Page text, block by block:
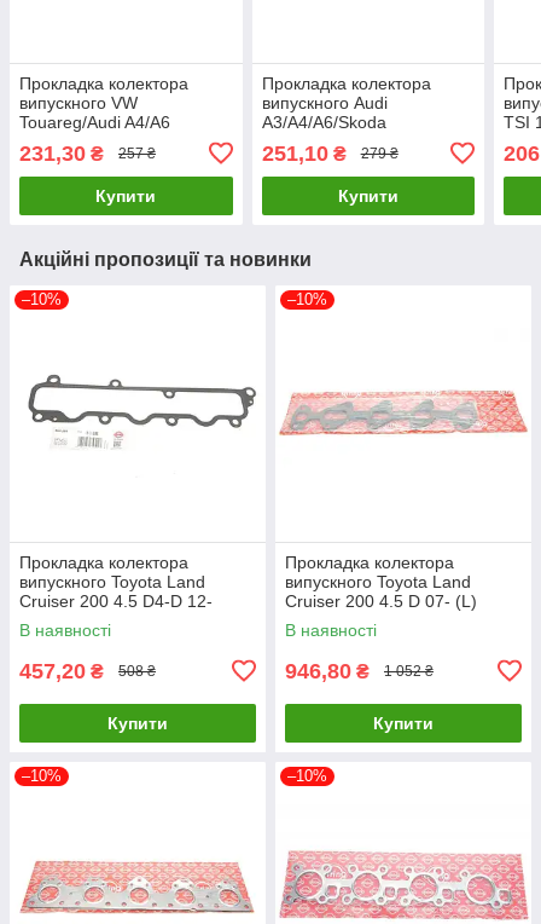
Прокладка колектора
випускного VW
Touareg/Audi A4/A6
2.7TDI/3.0TDI 03- ELRING
148.271 UA61
231,30 ₴ 257 ₴
Купити
Прокладка колектора
випускного Audi
A3/A4/A6/Skoda
Octavia/VW Golf VI 1.8 T
ELRING 148.190 UA61
251,10₴ 279 ₴
Купити
TSI
Акційні пропозиції та новинки
–10%
Прокладка колектора
випускного Toyota Land
Cruiser 200 4.5 D4-D 12-
ELRING 564.260 UA61
В наявності
457,20 ₴ 508 ₴
Купити
–10%
Прокладка колектора
випускного Toyota Land
Cruiser 200 4.5 D 07- (L)
ELRING 483.860 UA61
В наявності
946,80 ₴ 1 052 ₴
Купити
–10% –10%